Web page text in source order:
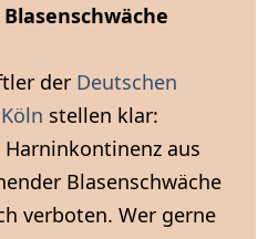
der Deutschen
stellen klar:
aus
Blasenschwäche
verboten. Wer gerne